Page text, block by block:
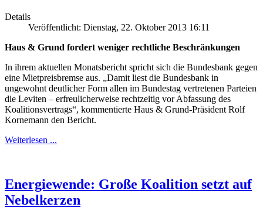
Details
Veröffentlicht: Dienstag, 22. Oktober 2013 16:11
Haus & Grund fordert weniger rechtliche Beschränkungen
In ihrem aktuellen Monatsbericht spricht sich die Bundesbank gegen
eine Mietpreisbremse aus. „Damit liest die Bundesbank in
ungewohnt deutlicher Form allen im Bundestag vertretenen Parteien
die Leviten – erfreulicherweise rechtzeitig vor Abfassung des
Koalitionsvertrags“, kommentierte Haus & Grund-Präsident Rolf
Kornemann den Bericht.
Weiterlesen ...
Energiewende: Große Koalition setzt auf
Nebelkerzen